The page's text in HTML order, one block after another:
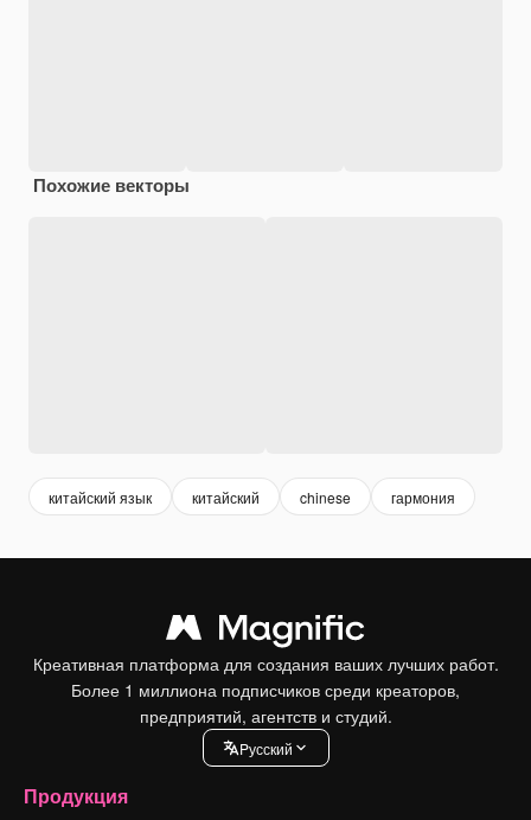
Похожие векторы
китайский язык китайский chinese гармония
Креативная платформа для создания ваших лучших работ.
Более 1 миллиона подписчиков среди креаторов,
предприятий, агентств и студий.
Pусский
Продукция